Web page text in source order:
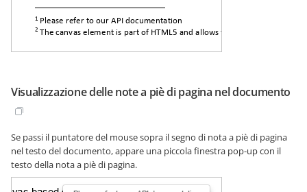
Visualizzazione delle note a piè di pagina nel documento
Se passi il puntatore del mouse sopra il segno di nota a piè di pagina
nel testo del documento, appare una piccola finestra pop-up con il
testo della nota a piè di pagina.